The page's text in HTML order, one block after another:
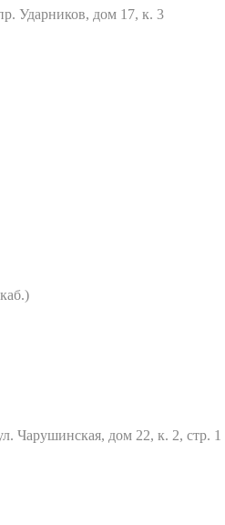
Ударников, дом 17, к. 3
Чарушинская, дом 22, к. 2, стр. 1